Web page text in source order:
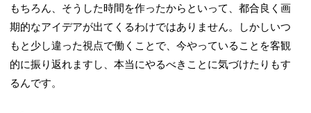
もちろん、そうした時間を作ったからといって、都合良く画
期的なアイデアが出てくるわけではありません。しかしいつ
もと少し違った視点で働くことで、今やっていることを客観
的に振り返れますし、本当にやるべきことに気づけたりもす
るんです。